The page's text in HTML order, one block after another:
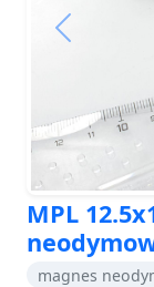
Previous
MPL
magnes